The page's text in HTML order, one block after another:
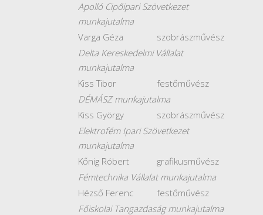
Apolló Cipőipari Szövetkezet
munkajutalma
Varga Géza
szobrászművész
Delta Kereskedelmi Vállalat
munkajutalma
Kiss Tibor
festőművész
DÉMÁSZ munkajutalma
Kiss György
szobrászművész
Elektrofém Ipari Szövetkezet
munkajutalma
Kőnig Róbert
grafikusművész
Fémtechnika Vállalat munkajutalma
Hézső Ferenc
festőművész
Főiskolai Tangazdaság munkajutalma